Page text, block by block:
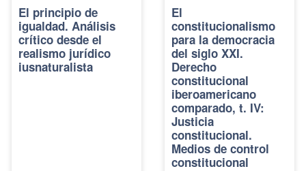
El principio de
igualdad. Análisis
crítico desde el
realismo jurídico
iusnaturalista
El
constitucionalismo
para la democracia
del siglo XXI.
Derecho
constitucional
iberoamericano
comparado, t. IV:
Justicia
constitucional.
Medios de control
constitucional